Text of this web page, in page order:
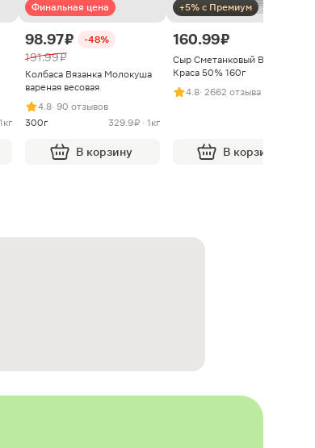
Финальная цена
98.97 ₽ -48%
191.99 ₽
Колбаса Вязанка Молокуша
вареная весовая
4.8· 90 отзывов
300г
329.9 ₽ · 1кг
В корзину
+5% с Премиум
160.99 ₽
Сыр Сметанковый Варвара
Краса 50% 160г
4.8· 2662 отзыва
В корзину